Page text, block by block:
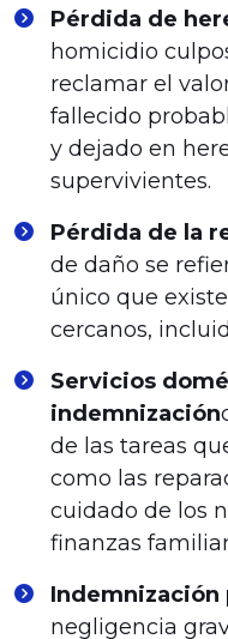
Pérdida de
homicidio
reclamar el
fallecido
y dejado en
supervivientes.
Pérdida de la
de daño se
único que
cercanos,
Servicios
indemnización
de las tareas
como las
cuidado de los
finanzas
Indemnización
negligencia